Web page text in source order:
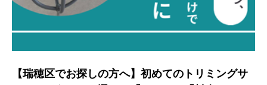
【瑞穂区でお探しの方へ】初めてのトリミングサ